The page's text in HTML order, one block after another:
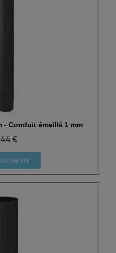
rapide
- Conduit émaillé 1 mm
€
panier